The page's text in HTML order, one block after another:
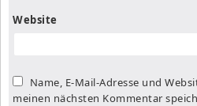
Website
Name, E-Mail-Adresse und
meinen nächsten Kommentar